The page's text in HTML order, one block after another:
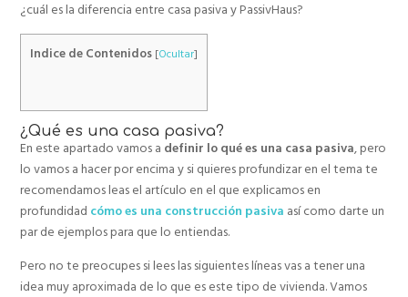
¿cuál es la diferencia entre casa pasiva y PassivHaus?
Indice de Contenidos [Ocultar]
¿Qué es una casa pasiva?
En este apartado vamos a definir lo qué es una casa pasiva, pero
lo vamos a hacer por encima y si quieres profundizar en el tema te
recomendamos leas el artículo en el que explicamos en
profundidad cómo es una construcción pasiva así como darte un
par de ejemplos para que lo entiendas.
Pero no te preocupes si lees las siguientes líneas vas a tener una
idea muy aproximada de lo que es este tipo de vivienda. Vamos